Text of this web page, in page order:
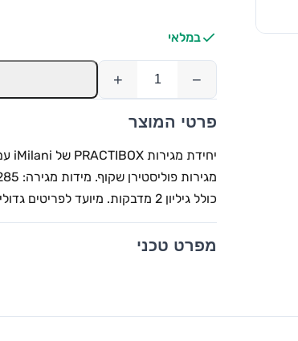
במלאי
−
+
פרטי המוצר
כולל גיליון 2 מדבקות. מיועד לפריטים גדולים ובינוניים.
מפרט טכני